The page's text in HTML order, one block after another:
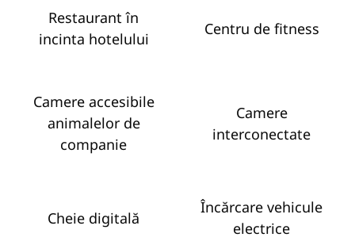
Restaurant în
incinta hotelului
Centru de fitness
Camere accesibile
animalelor de
companie
Camere
interconectate
Cheie digitală
Încărcare vehicule
electrice